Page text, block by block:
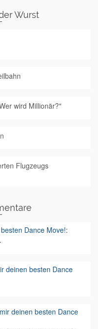
Wurst
wird Millionär?"
Flugzeugs
Dance Move!:
deinen besten Dance
deinen besten Dance